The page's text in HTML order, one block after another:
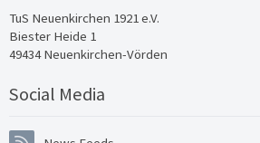
TuS Neuenkirchen 1921 e.V.
Biester Heide 1
49434 Neuenkirchen-Vörden
Social Media